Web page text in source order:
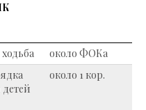
около ФОКа
около 1 кор.